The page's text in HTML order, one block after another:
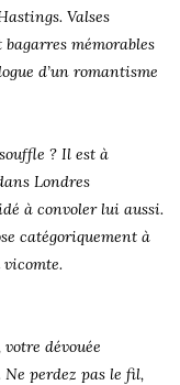
Valses
bagarres mémorables
d’un romantisme
? Il est à
Londres
à convoler lui aussi.
catégoriquement à
dévouée
perdez pas le fil,